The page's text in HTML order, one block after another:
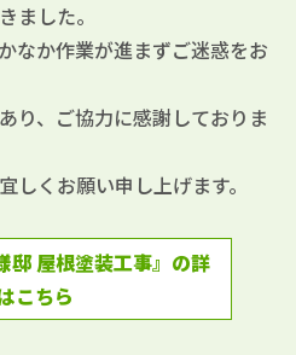
ました。
なか作業が進まずご迷惑をお
り、ご協力に感謝しておりま
しくお願い申し上げます。
邸 屋根塗装工事』の詳
こちら